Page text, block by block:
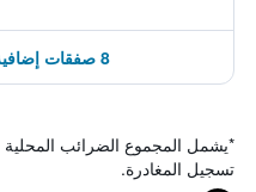
8 صفقات إضافية ابتداءً من 333 ﷼
*يشمل المجموع الضرائب
تسجيل المغادرة.